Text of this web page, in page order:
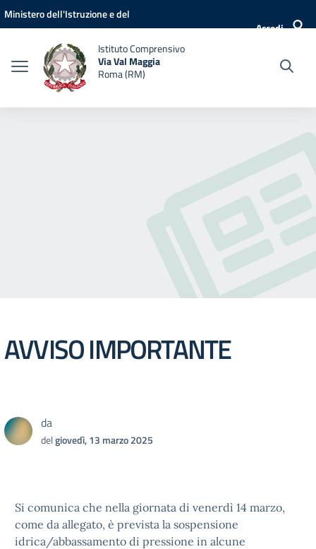
Vai ai contenuti
Vai al menu di navigazione
Vai al footer
Ministero dell'Istruzione e del
Accedi
Istituto Comprensivo
Via Val Maggia
Roma (RM)
AVVISO IMPORTANTE
da
delgiovedì, 13 marzo 2025
Si comunica che nella giornata di venerdì 14 marzo,
come da allegato, è prevista la sospensione
idrica/abbassamento di pressione in alcune